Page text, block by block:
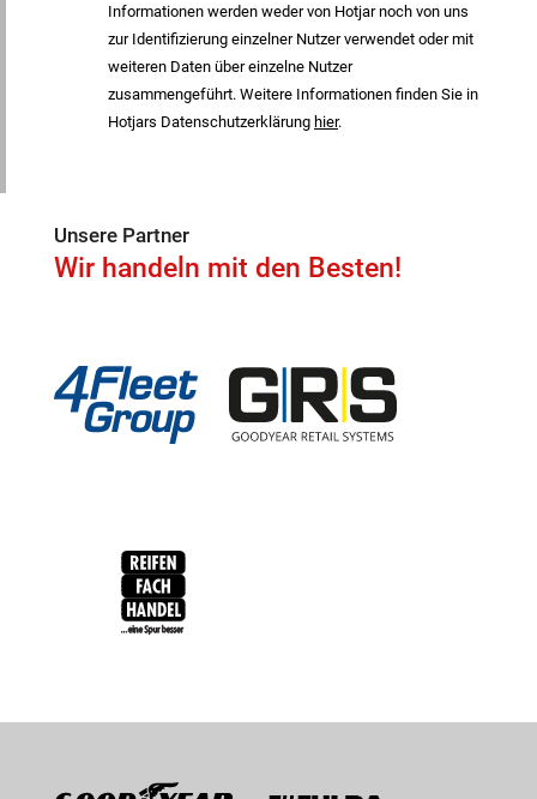
Informationen werden weder von Hotjar noch von uns
zur Identifizierung einzelner Nutzer verwendet oder mit
weiteren Daten über einzelne Nutzer
zusammengeführt. Weitere Informationen finden Sie in
Hotjars Datenschutzerklärung hier.
Unsere Partner
Wir handeln mit den Besten!